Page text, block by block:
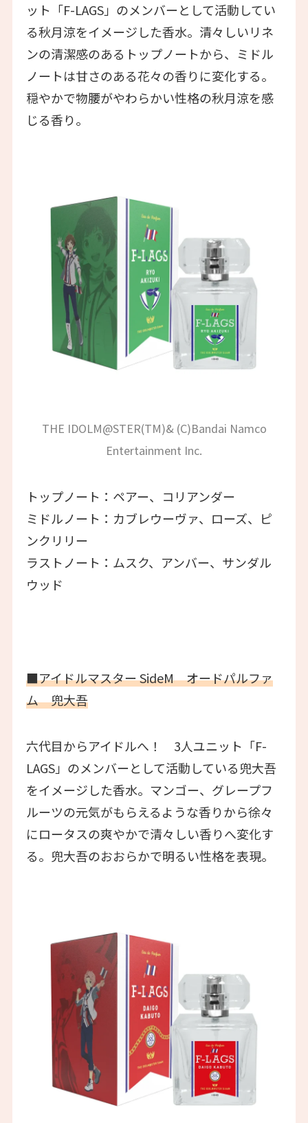
ット「F-LAGS」のメンバーとして活動してい
る秋月涼をイメージした香水。清々しいリネ
ンの清潔感のあるトップノートから、ミドル
ノートは甘さのある花々の香りに変化する。
穏やかで物腰がやわらかい性格の秋月涼を感
じる香り。
THE IDOLM@STER(TM)& (C)Bandai Namco
Entertainment Inc.
トップノート：ペアー、コリアンダー
ミドルノート：カブレウーヴァ、ローズ、ピ
ンクリリー
ラストノート：ムスク、アンバー、サンダル
ウッド
■アイドルマスター SideM オードパルファ
ム 兜大吾
六代目からアイドルへ！ 3人ユニット「F-
LAGS」のメンバーとして活動している兜大吾
をイメージした香水。マンゴー、グレープフ
ルーツの元気がもらえるような香りから徐々
にロータスの爽やかで清々しい香りへ変化す
る。兜大吾のおおらかで明るい性格を表現。